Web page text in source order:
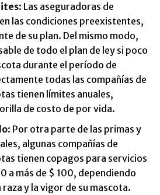
: Las aseguradoras de
las condiciones preexistentes,
de su plan. Del mismo modo,
de todo el plan de ley si poco
durante el período de
todas las compañías de
tienen límites anuales,
de costo de por vida.
: Por otra parte de las primas y
algunas compañías de
tienen copagos para servicios
a más de $ 100, dependiendo
raza y la vigor de su mascota.